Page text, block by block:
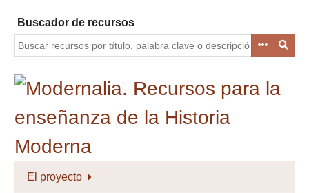
contenido
principal
Buscador de recursos
El proyecto